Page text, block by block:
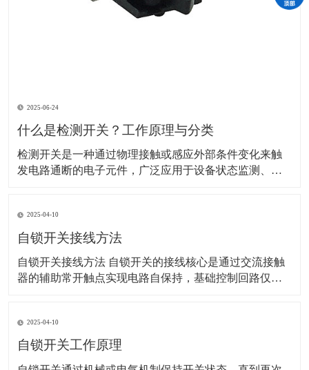
2025-06-24
什么是检测开关？工作原理与分类
检测开关是一种通过物理接触或感应外部条件变化来触
发电路通断的电子元件，广泛应用于设备状态监测、安
内部电路状态： 机械式：外力（如按压、位移）使内部
弹片或触点变形，直接连通或断开电路。 示
2025-04-10
自锁开关接线方法
自锁开关接线方法 自锁开关的接线核心是通过交流接触
器的辅助常开触点实现电路自保持，基础控制回路仅需6
触器线圈的A1端子，火线（L）经熔断器后接入热继电器
常闭触点（95），再连接至停
2025-04-10
自锁开关工作原理